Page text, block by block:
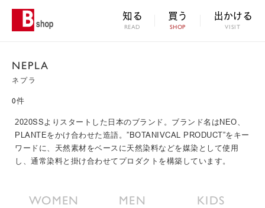
知る
READ
買う
SHOP
出かける
VISIT
NEPLA
ネプラ
0件
2020SSよりスタートした日本のブランド。ブランド名はNEO、
PLANTEをかけ合わせた造語。”BOTANIVCAL PRODUCT”をキー
ワードに、天然素材をベースに天然染料などを媒染として使用
し、通常染料と掛け合わせてプロダクトを構築しています。
WOMEN MEN KIDS